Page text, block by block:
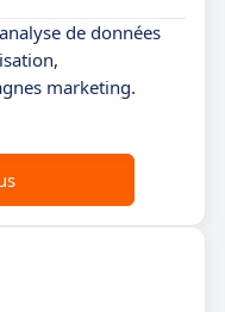
de données
marketing.